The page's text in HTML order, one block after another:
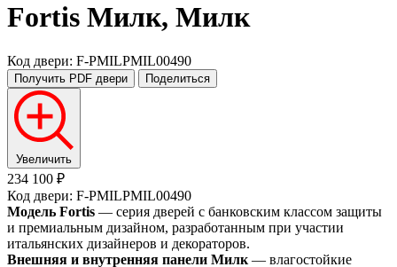
Fortis Милк, Милк
Код двери: F-PMILPMIL00490
Получить PDF двери Поделиться
Увеличить
234 100 ₽
Код двери: F-PMILPMIL00490
Модель Fortis — серия дверей с банковским классом защиты
и премиальным дизайном, разработанным при участии
итальянских дизайнеров и декораторов.
Внешняя и внутренняя панели Милк — влагостойкие